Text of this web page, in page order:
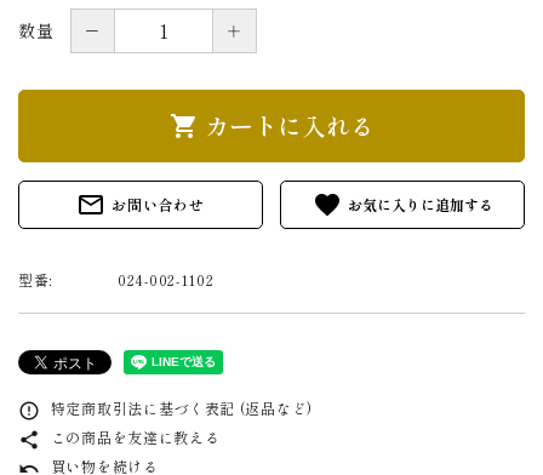
数量 － ＋
shopping_cart カートに入れる
mail_outline お問い合わせ favorite
型番: 024-002-1102
error_outline 特定商取引法に基づく表記 (返品など)
share この商品を友達に教える
undo 買い物を続ける